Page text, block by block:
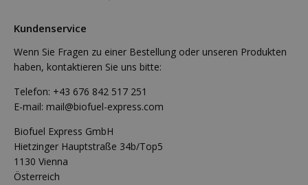
Kundenservice
Wenn Sie Fragen zu einer Bestellung oder unseren Produkten
haben, kontaktieren Sie uns bitte:
Telefon: +43 676 842 517 251
E-mail: mail@biofuel-express.com
Biofuel Express GmbH
Hietzinger Hauptstraße 34b/Top5
1130 Vienna
Österreich